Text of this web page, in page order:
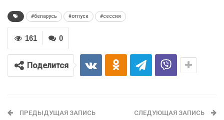
#беларусь #отпуск #сессия
0
161
Поделится
ПРЕДЫДУЩАЯ ЗАПИСЬ СЛЕДУЮЩАЯ ЗАПИСЬ